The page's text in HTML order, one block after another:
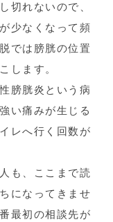
切れないので、
少なくなって頻
では膀胱の位置
します。
膀胱炎という病
い痛みが生じる
レへ行く回数が
も、ここまで読
になってきませ
最初の相談先が